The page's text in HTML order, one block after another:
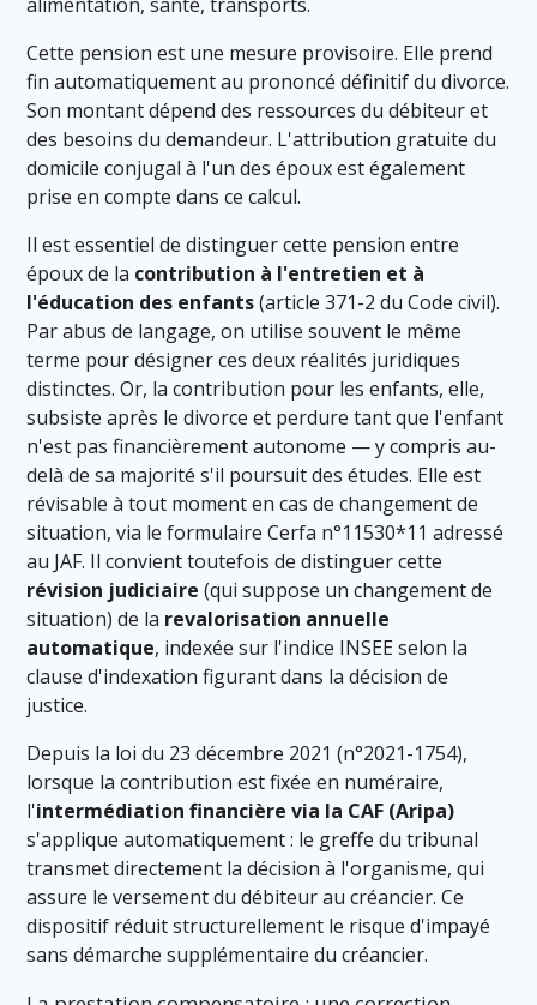
Cette pension est une mesure provisoire. Elle prend
fin automatiquement au prononcé définitif du divorce.
Son montant dépend des ressources du débiteur et
des besoins du demandeur. L'attribution gratuite du
domicile conjugal à l'un des époux est également
prise en compte dans ce calcul.
Il est essentiel de distinguer cette pension entre
époux de la contribution à l'entretien et à
l'éducation des enfants(article 371-2 du Code civil).
Par abus de langage, on utilise souvent le même
terme pour désigner ces deux réalités juridiques
distinctes. Or, la contribution pour les enfants, elle,
subsiste après le divorce et perdure tant que l'enfant
n'est pas financièrement autonome — y compris au-
delà de sa majorité s'il poursuit des études. Elle est
révisable à tout moment en cas de changement de
situation, via le formulaire Cerfa n°11530*11 adressé
au JAF. Il convient toutefois de distinguer cette
révision judiciaire (qui suppose un changement de
situation) de la revalorisation annuelle
automatique, indexée sur l'indice INSEE selon la
clause d'indexation figurant dans la décision de
justice.
Depuis la loi du 23 décembre 2021 (n°2021-1754),
lorsque la contribution est fixée en numéraire,
l'intermédiation financière via la CAF (Aripa)
s'applique automatiquement : le greffe du tribunal
transmet directement la décision à l'organisme, qui
assure le versement du débiteur au créancier. Ce
dispositif réduit structurellement le risque d'impayé
sans démarche supplémentaire du créancier.